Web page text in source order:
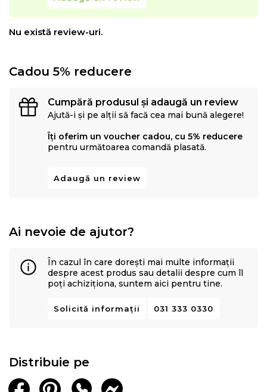
Nu există review-uri.
Cadou 5% reducere
Cumpără produsul și adaugă un review
Ajută-i și pe alții să facă cea mai bună alegere!
Îți oferim un voucher cadou, cu 5% reducere
pentru următoarea comandă plasată.
Adaugă un review
Ai nevoie de ajutor?
În cazul în care dorești mai multe informații
despre acest produs sau detalii despre cum îl
poți achiziționa, suntem aici pentru tine.
Solicită informații 031 333 0330
Distribuie pe